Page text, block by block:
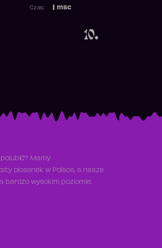
10.
msc
Czas:
Mamy
piosenek w Polsce, a nasze
bardzo wysokim poziomie.